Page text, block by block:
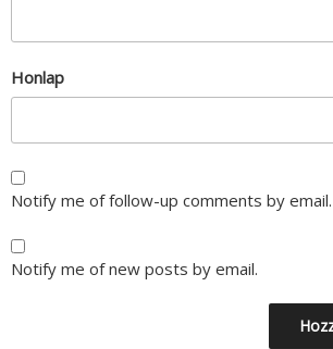
Honlap
Notify me of follow-up comments by email.
Notify me of new posts by email.